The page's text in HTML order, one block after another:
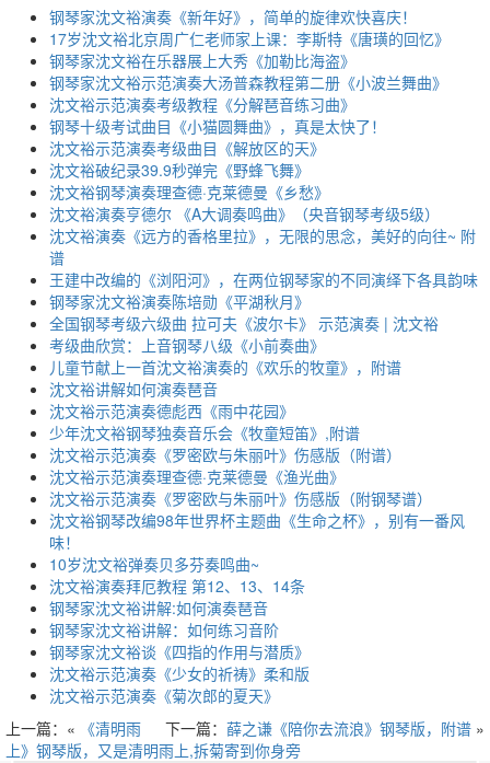
钢琴家沈文裕演奏《新年好》，简单的旋律欢快喜庆！
17岁沈文裕北京周广仁老师家上课：李斯特《唐璜的回忆》
钢琴家沈文裕在乐器展上大秀《加勒比海盗》
钢琴家沈文裕示范演奏大汤普森教程第二册《小波兰舞曲》
沈文裕示范演奏考级教程《分解琶音练习曲》
钢琴十级考试曲目《小猫圆舞曲》，真是太快了！
沈文裕示范演奏考级曲目《解放区的天》
沈文裕破纪录39.9秒弹完《野蜂飞舞》
沈文裕钢琴演奏理查德·克莱德曼《乡愁》
沈文裕演奏亨德尔 《A大调奏鸣曲》（央音钢琴考级5级）
沈文裕演奏《远方的香格里拉》，无限的思念，美好的向往~ 附
谱
王建中改编的《浏阳河》，在两位钢琴家的不同演绎下各具韵味
钢琴家沈文裕演奏陈培勋《平湖秋月》
全国钢琴考级六级曲 拉可夫《波尔卡》 示范演奏 | 沈文裕
考级曲欣赏：上音钢琴八级《小前奏曲》
儿童节献上一首沈文裕演奏的《欢乐的牧童》，附谱
沈文裕讲解如何演奏琶音
沈文裕示范演奏德彪西《雨中花园》
少年沈文裕钢琴独奏音乐会《牧童短笛》,附谱
沈文裕示范演奏《罗密欧与朱丽叶》伤感版（附谱）
沈文裕示范演奏理查德·克莱德曼《渔光曲》
沈文裕示范演奏《罗密欧与朱丽叶》伤感版（附钢琴谱）
沈文裕钢琴改编98年世界杯主题曲《生命之杯》，别有一番风
味！
10岁沈文裕弹奏贝多芬奏鸣曲~
沈文裕演奏拜厄教程 第12、13、14条
钢琴家沈文裕讲解:如何演奏琶音
钢琴家沈文裕讲解：如何练习音阶
钢琴家沈文裕谈《四指的作用与潜质》
沈文裕示范演奏《少女的祈祷》柔和版
沈文裕示范演奏《菊次郎的夏天》
下一篇： 薛之谦《陪你去流浪》钢琴版，附谱 »
上一篇：« 《清明雨
上》钢琴版，又是清明雨上,拆菊寄到你身旁